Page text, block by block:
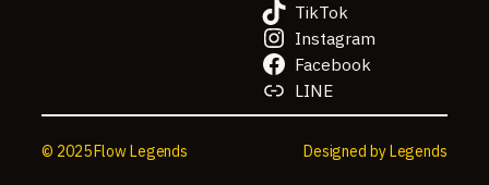
TikTok
Instagram
Facebook
LINE
© 2025 Flow Legends Designed by Legends